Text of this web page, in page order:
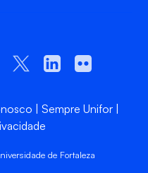
Sempre Unifor
de Fortaleza